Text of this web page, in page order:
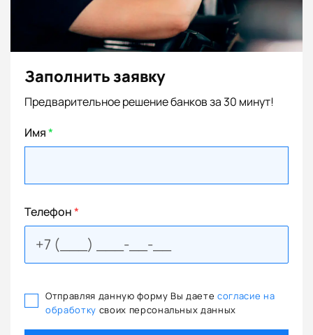
Заполнить заявку
Предварительное решение банков за 30 минут!
Имя*
Телефон*
Отправляя данную форму Вы даете согласие на
обработку своих персональных данных